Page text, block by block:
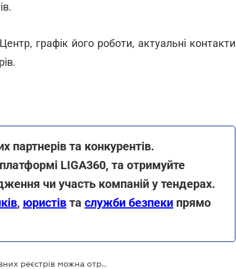
графік його роботи, актуальні контакти
партнерів та конкурентів.
LIGA360, та отримуйте
чи участь компаній у тендерах.
, юристів та служби безпеки прямо
Дозвільні документи та витяги з державних реєстрів можна отримати поштою